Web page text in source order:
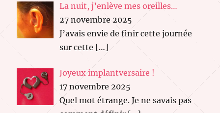
La nuit, j’enlève mes oreilles…
27 novembre 2025
J’avais envie de finir cette journée
sur cette […]
Joyeux implantversaire !
17 novembre 2025
Quel mot étrange. Je ne savais pas